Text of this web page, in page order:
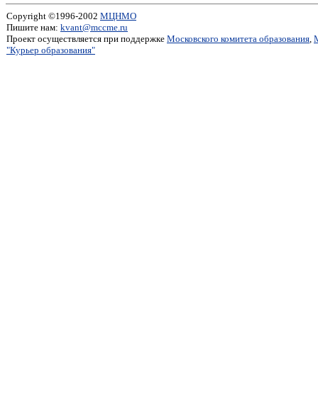
Copyright ©1996-2002 МЦНМО
Пишите нам: kvant@mccme.ru
Проект осуществляется при поддержке Московского комитета образования,
"Курьер образования"